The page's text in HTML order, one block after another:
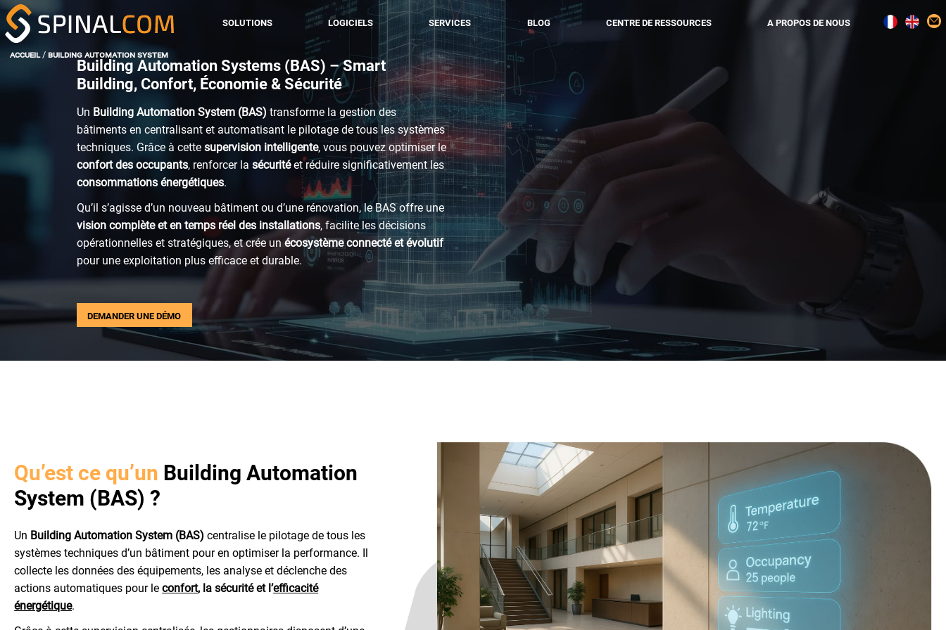
SOLUTIONS
CONFORT & HYPERVISION
DATA, IA & JUMEAU NUMÉRIQUE
EXPÉRIENCE UTILISATEUR
EXPLOITATION & MAINTENANCE
GESTION DES ESPACES
PERFORMANCE ÉNERGÉTIQUE
LOGICIELS
BOS SPINALCORE
SPINALWALL
SPINALOFFICE
SPINALCONNECTORS
SOUVERAINETÉ
SERVICES BLOG
RÉFÉRENCES
VIDÉOS
CENTRE DE RESSOURCES A PROPOS DE NOUS
CONFORT & HYPERVISION
DATA, IA & JUMEAU NUMÉRIQUE
EXPÉRIENCE UTILISATEUR
EXPLOITATION & MAINTENANCE
PERFORMANCE ÉNERGÉTIQUE
BOS SPINALCORE
SPINALWALL
SPINALOFFICE
SPINALCONNECTORS
CENTRE DE RESSOURCES
PRESCRIPTEUR
INTÉGRATEUR
DÉVELOPPEUR
A PROPOS DE NOUS
CONTACT
PARTENAIRES
DEMANDE DE DEMO
accueil/building automation system
Building Automation Systems (BAS) –Smart
Building, Confort, Économie & Sécurité
Un Building Automation System (BAS) transforme la gestion des
bâtiments en centralisant et automatisant le pilotage de tous les systèmes
techniques. Grâce à cette supervision intelligente, vous pouvez optimiser le
confort des occupants, renforcer la sécuritéet réduire significativement les
consommations énergétiques.
Qu’il s’agisse d’un nouveau bâtiment ou d’une rénovation, le BAS offre une
vision complète et en temps réel des installations, facilite les décisions
opérationnelles et stratégiques, et crée un écosystème connecté et évolutif
pour une exploitation plus efficace et durable.
DEMANDER UNE DÉMO
Qu’est ce qu’un Building Automation
System (BAS) ?
Un Building Automation System (BAS) centralise le pilotage de tous les
systèmes techniques d’un bâtiment pour en optimiser la performance. Il
collecte les données des équipements, les analyse et déclenche des
actions automatiques pour leconfort, la sécurité et l’efficacité
énergétique.
CONFORT & HYPERVISION
DATA, IA & JUMEAU NUMÉRIQUE
EXPÉRIENCE UTILISATEUR
EXPLOITATION & MAINTENANCE
PERFORMANCE ÉNERGÉTIQUE
BOS SPINALCORE
SPINALWALL
SPINALOFFICE
SPINALCONNECTORS
CENTRE DE RESSOURCES
PRESCRIPTEUR
INTÉGRATEUR
DÉVELOPPEUR
A PROPOS DE NOUS
CONTACT
PARTENAIRES
DEMANDE DE DEMO